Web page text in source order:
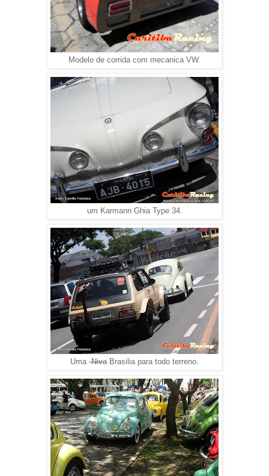
Modelo de corrida com mecanica VW.
um Karmann Ghia Type 34.
Uma NivaBrasilia para todo terreno.